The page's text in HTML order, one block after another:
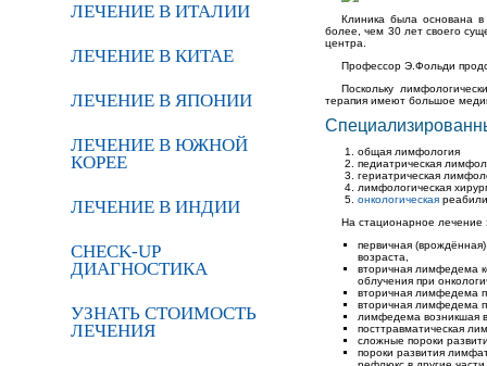
ЛЕЧЕНИЕ В ИТАЛИИ
ЛЕЧЕНИЕ В КИТАЕ
ЛЕЧЕНИЕ В ЯПОНИИ
ЛЕЧЕНИЕ В ЮЖНОЙ
КОРЕЕ
ЛЕЧЕНИЕ В ИНДИИ
CHECK-UP
ДИАГНОСТИКА
УЗНАТЬ СТОИМОСТЬ
ЛЕЧЕНИЯ
Клиника была основана
более, чем 30 лет своего
центра.
Профессор Э.Фольди
Поскольку
терапия имеют большое
общая лимфология
педиатрическая
гериатрическая
лимфологическая
онкологическая
На стационарное
первичная
возраста,
вторичная лимфедема
облучения при
вторичная лимфедема
вторичная лимфедема
лимфедема возникшая
посттравматическая
сложные пороки
пороки развития